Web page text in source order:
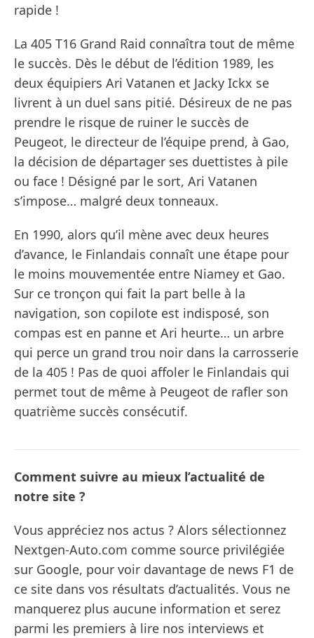
rapide !
La 405 T16 Grand Raid connaîtra tout de même
le succès. Dès le début de l’édition 1989, les
deux équipiers Ari Vatanen et Jacky Ickx se
livrent à un duel sans pitié. Désireux de ne pas
prendre le risque de ruiner le succès de
Peugeot, le directeur de l’équipe prend, à Gao,
la décision de départager ses duettistes à pile
ou face ! Désigné par le sort, Ari Vatanen
s’impose… malgré deux tonneaux.
En 1990, alors qu’il mène avec deux heures
d’avance, le Finlandais connaît une étape pour
le moins mouvementée entre Niamey et Gao.
Sur ce tronçon qui fait la part belle à la
navigation, son copilote est indisposé, son
compas est en panne et Ari heurte… un arbre
qui perce un grand trou noir dans la carrosserie
de la 405 ! Pas de quoi affoler le Finlandais qui
permet tout de même à Peugeot de rafler son
quatrième succès consécutif.
Comment suivre au mieux l’actualité de
notre site ?
Vous appréciez nos actus ? Alors sélectionnez
Nextgen-Auto.com comme source privilégiée
sur Google, pour voir davantage de news F1 de
ce site dans vos résultats d’actualités. Vous ne
manquerez plus aucune information et serez
parmi les premiers à lire nos interviews et